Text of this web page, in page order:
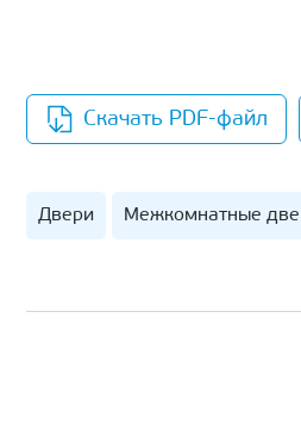
Скачать PDF-файл
Двери Межкомнатные